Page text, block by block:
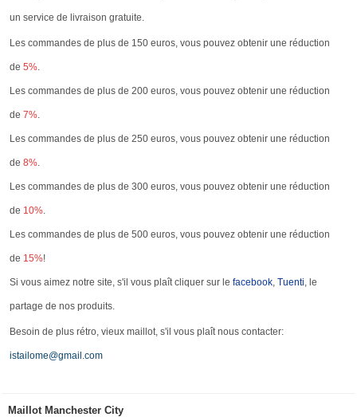
un service de livraison gratuite.
Les commandes de plus de 150 euros, vous pouvez obtenir une réduction
de 5%.
Les commandes de plus de 200 euros, vous pouvez obtenir une réduction
de 7%.
Les commandes de plus de 250 euros, vous pouvez obtenir une réduction
de 8%.
Les commandes de plus de 300 euros, vous pouvez obtenir une réduction
de 10%.
Les commandes de plus de 500 euros, vous pouvez obtenir une réduction
de 15%!
Si vous aimez notre site, s'il vous plaît cliquer sur le facebook, Tuenti, le
partage de nos produits.
Besoin de plus rétro, vieux maillot, s'il vous plaît nous contacter:
istailome@gmail.com
Maillot Manchester City